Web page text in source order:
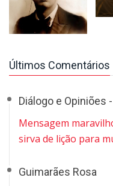
Últimos Comentários
Diálogo e Opiniões
Mensagem
sirva de lição para
Guimarães Rosa